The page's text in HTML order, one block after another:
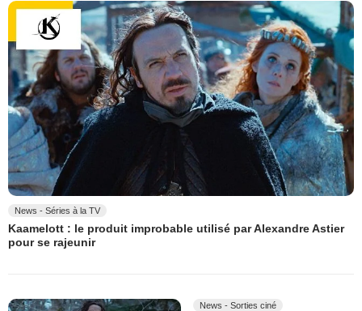
News - Séries à la TV
Kaamelott : le produit improbable utilisé par Alexandre Astier
pour se rajeunir
News - Sorties ciné